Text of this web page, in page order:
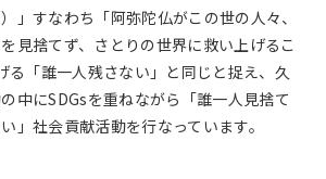
」すなわち「阿弥陀仏がこの世の人々、
見捨てず、さとりの世界に救い上げるこ
る「誰一人残さない」と同じと捉え、久
中にSDGsを重ねながら「誰一人見捨て
」社会貢献活動を行なっています。